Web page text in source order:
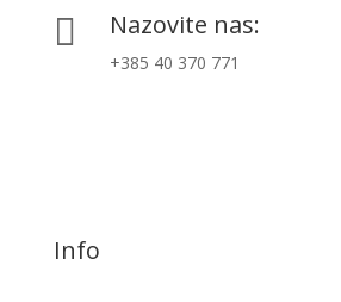
 Nazovite nas:
+385 40 370 771
Info